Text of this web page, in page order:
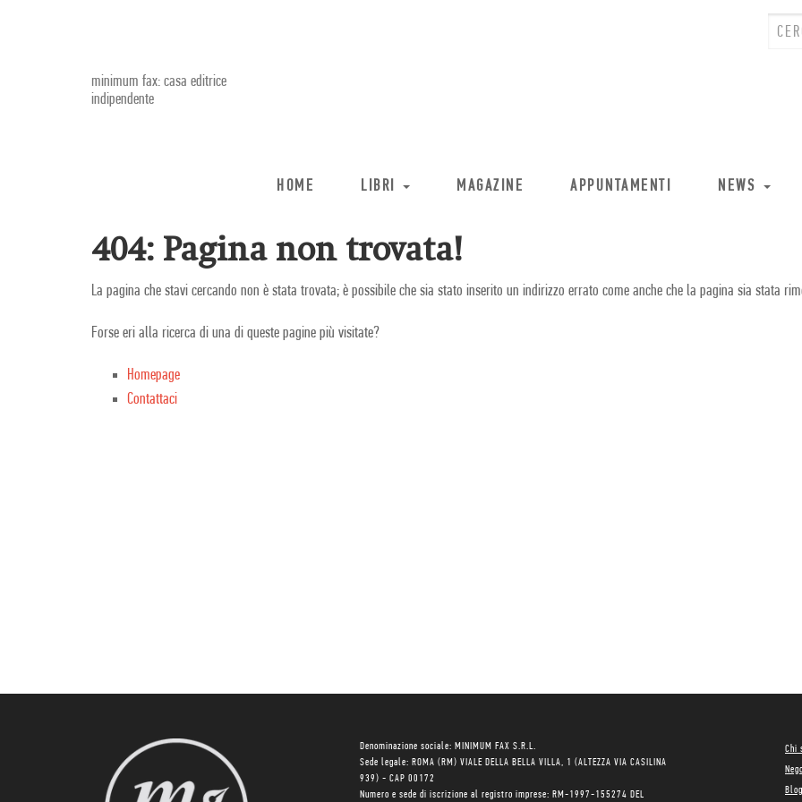
minimum fax: casa editrice
indipendente
HOME LIBRI MAGAZINE APPUNTAMENTI NEWS
404: Pagina non trovata!
La pagina che stavi cercando non è stata trovata; è possibile che sia stato inserito un indirizzo errato come anche che la pagina sia stata
Forse eri alla ricerca di una di queste pagine più visitate?
Homepage
Contattaci
Denominazione sociale: MINIMUM FAX S.R.L.
Sede legale: ROMA (RM) VIALE DELLA BELLA VILLA, 1 (ALTEZZA VIA CASILINA
939) - CAP 00172
Numero e sede di iscrizione al registro imprese: RM-1997-155274 DEL
Chi